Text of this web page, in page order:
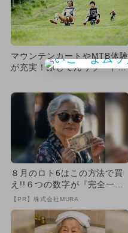
マウンテンカートやMTB体験
が充実！ふじてんリゾートが
８月のロト6はこの方法で買
え!!６つの数字が『完全一
致』する方法
【PR】株式会社MURA